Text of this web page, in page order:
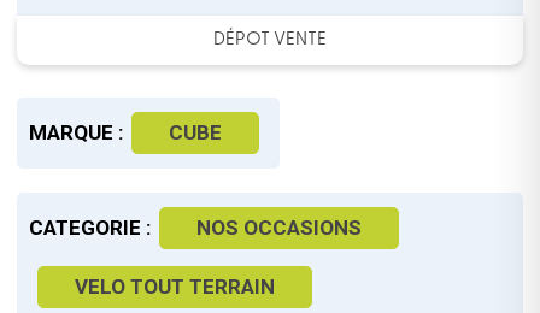
DÉPOT VENTE
MARQUE : CUBE
CATEGORIE : NOS OCCASIONS
VELO TOUT TERRAIN